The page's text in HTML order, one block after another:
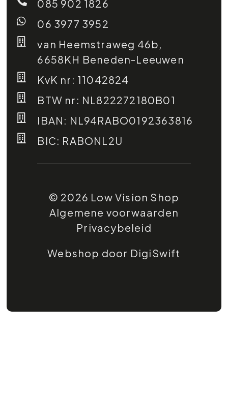
085 902 1826
06 3977 3952
van Heemstraweg 46b,
6658KH Beneden-Leeuwen
KvK nr: 11042824
BTW nr: NL822272180B01
IBAN: NL94RABO0192363816
BIC: RABONL2U
© 2026 Low Vision Shop
Algemene voorwaarden
Privacybeleid
Webshop door DigiSwift